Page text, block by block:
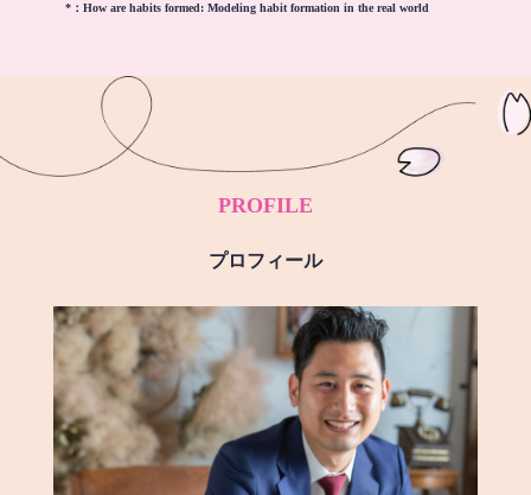
*： How are habits formed: Modeling habit formation in the real world
PROFILE
プロフィール